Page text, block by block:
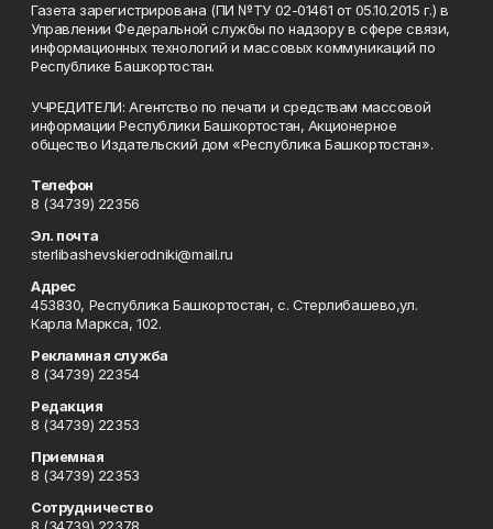
Газета зарегистрирована (ПИ №ТУ 02-01461 от 05.10.2015 г.) в
Управлении Федеральной службы по надзору в сфере связи,
информационных технологий и массовых коммуникаций по
Республике Башкортостан.
УЧРЕДИТЕЛИ: Агентство по печати и средствам массовой
информации Республики Башкортостан, Акционерное
общество Издательский дом «Республика Башкортостан».
Телефон
8 (34739) 22356
Эл. почта
sterlibashevskierodniki@mail.ru
Адрес
453830, Республика Башкортостан, c. Стерлибашево,ул.
Карла Маркса, 102.
Рекламная служба
8 (34739) 22354
Редакция
8 (34739) 22353
Приемная
8 (34739) 22353
Сотрудничество